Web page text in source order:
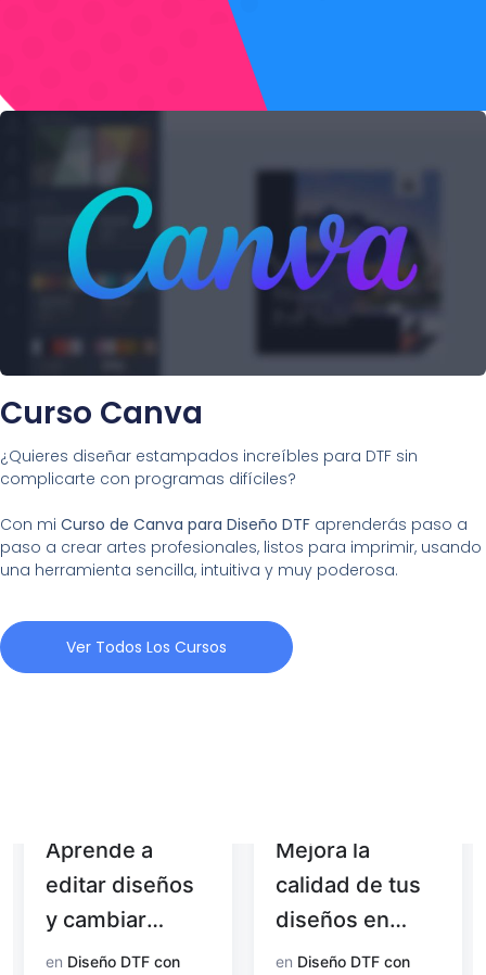
Curso Canva
¿Quieres diseñar estampados increíbles para DTF sin
complicarte con programas difíciles?
Con mi Curso de Canva para Diseño DTF aprenderás paso a
paso a crear artes profesionales, listos para imprimir, usando
una herramienta sencilla, intuitiva y muy poderosa.
Ver Todos Los Cursos
Aprende a
editar diseños
y cambiar
colores con
en Diseño DTF con
Mejora la
calidad de tus
diseños en
Photoshop
en Diseño DTF con